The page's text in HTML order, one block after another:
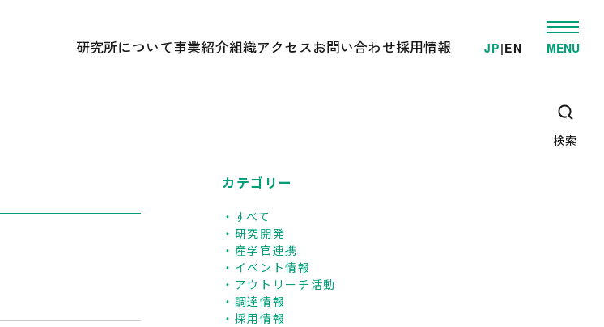
研究所について事業紹介組織
DNAリサーチ出版局
企画管理部
アクセスお問い合わせ採用情報 JP|EN MENU
検索
カテゴリー
すべて
研究開発
産学官連携
イベント情報
アウトリーチ活動
調達情報
採用情報